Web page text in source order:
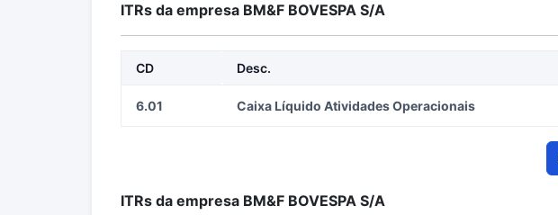
ITRs da empresa BM&F BOVESPA S/A
CD Desc.
6.01 Caixa Líquido Atividades Operacionais
ITRs da empresa BM&F BOVESPA S/A